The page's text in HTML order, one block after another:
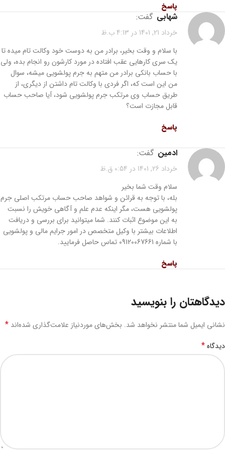
پاسخ
شهابی گفت:
خرداد 21, 1401 در 4:13 ب.ظ
با سلام و وقت بخیر، برادر من به دوست خود وکالت تام میده تا
یک سری کارهایی عقب افتاده در مورد کارشون رو انجام بده، ولی
با حساب بانکی برادر من متهم به جرم پولشویی میشه، سوال
من این است که، اگر فردی با وکالت تام داشتن از دیگری، از
طریق حساب وی مرتکب جرم پولشویی شود، آیا صاحب حساب
قابل مجازت است؟
پاسخ
ادمین گفت:
خرداد 26, 1401 در 0:54 ق.ظ
سلام وقت شما بخیر
بله، با توجه به قرائن و شواهد صاحب حساب مرتکب اصلی جرم
پولشویی هست، مگر اینکه عدم علم و آگاهی خویش را نسبت
به این موضوع اثبات کنند. شما میتوانید برای بررسی و دریافت
اطلاعات بیشتر با وکیل متخصص در امور جرایم مالی و پولشویی
با شماره 09120067661 تماس حاصل فرمایید.
پاسخ
دیدگاهتان را بنویسید
نشانی ایمیل شما منتشر نخواهد شد. بخش‌های موردنیاز علامت‌گذاری شده‌اند *
دیدگاه*